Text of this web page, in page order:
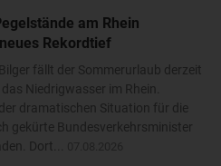
am Rhein
Rekordtief
fällt der Sommerurlaub derzeit
Niedrigwasser im Rhein.
dramatischen Situation für die
gekürte Bundesverkehrsminister
Dort...